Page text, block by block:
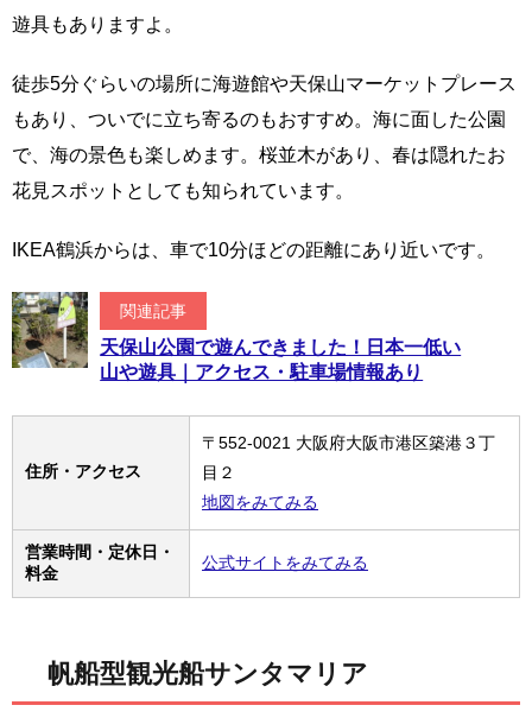
遊具もありますよ。
徒歩5分ぐらいの場所に海遊館や天保山マーケットプレース
もあり、ついでに立ち寄るのもおすすめ。海に面した公園
で、海の景色も楽しめます。桜並木があり、春は隠れたお
花見スポットとしても知られています。
IKEA鶴浜からは、車で10分ほどの距離にあり近いです。
関連記事
天保山公園で遊んできました！日本一低い
山や遊具｜アクセス・駐車場情報あり
住所・アクセス
〒552-0021 大阪府大阪市港区築港３丁
目２
地図をみてみる
営業時間・定休日・
料金
公式サイトをみてみる
帆船型観光船サンタマリア